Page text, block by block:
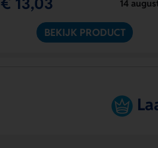
14
BEKIJK PRODUCT